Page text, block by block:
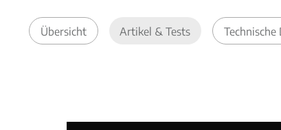
Übersicht Artikel & Tests Technische